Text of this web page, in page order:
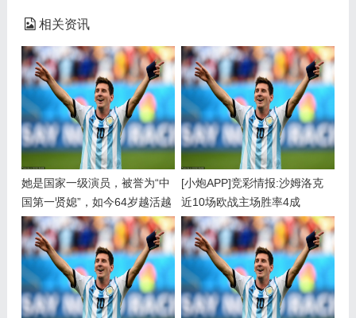
相关资讯
她是国家一级演员，被誉为“中
国第一贤媳”，如今64岁越活越
优雅
[小炮APP]竞彩情报:沙姆洛克
近10场欧战主场胜率4成